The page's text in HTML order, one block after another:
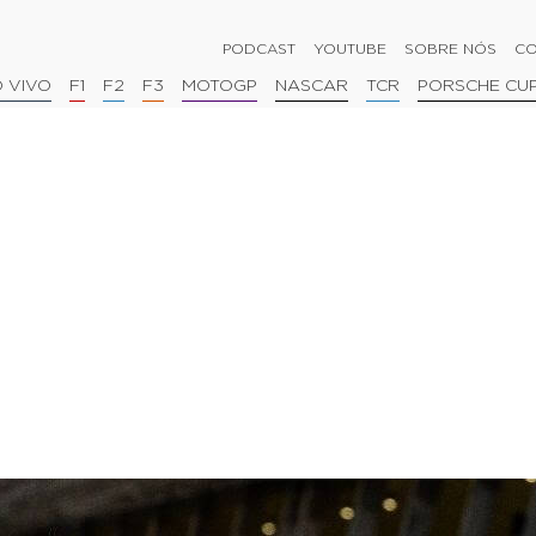
PODCAST YOUTUBE SOBRE NÓS
VIVO F1 F2 F3 MOTOGP NASCAR TCR PORSCHE